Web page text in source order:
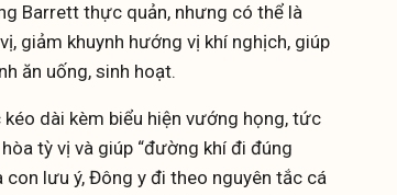
Barrett thực quản, nhưng có thể là
giảm khuynh hướng vị khí nghịch, giúp
ăn uống, sinh hoạt.
dài kèm biểu hiện vướng họng, tức
tỳ vị và giúp “đường khí đi đúng
lưu ý, Đông y đi theo nguyên tắc cá